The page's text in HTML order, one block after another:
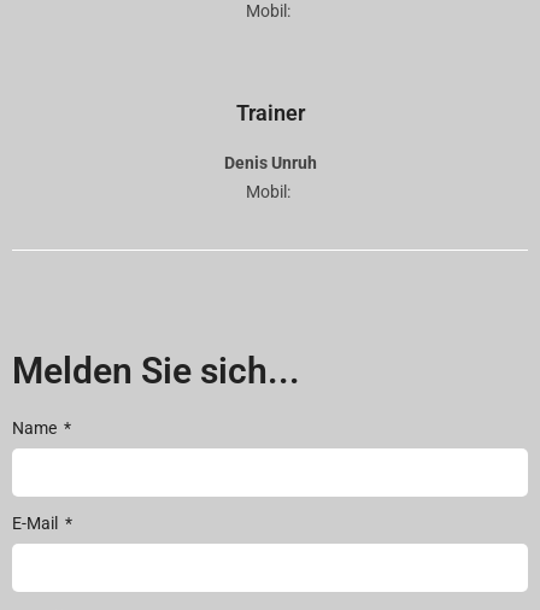
Mobil:
Trainer
Denis Unruh
Mobil:
Melden Sie sich...
Name
E-Mail